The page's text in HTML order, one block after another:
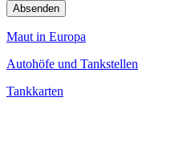
Maut in Europa
Autohöfe und Tankstellen
Tankkarten